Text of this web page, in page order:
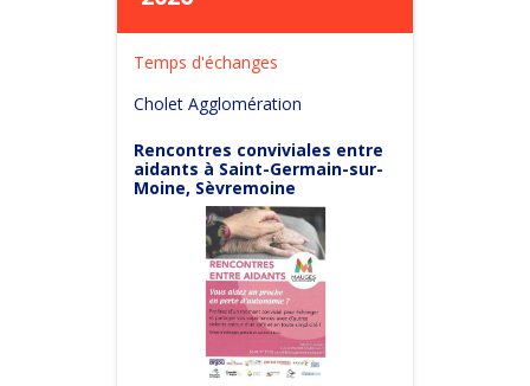
Temps d'échanges
Cholet Agglomération
Rencontres conviviales entre
aidants à Saint-Germain-sur-
Moine, Sèvremoine